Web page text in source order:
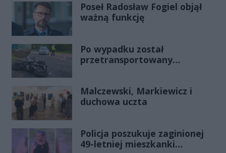
Poseł Radosław Fogiel objął
ważną funkcję
Po wypadku został
przetransportowany
Malczewski, Markiewicz i
duchowa uczta
Policja poszukuje zaginionej
49-letniej mieszkanki